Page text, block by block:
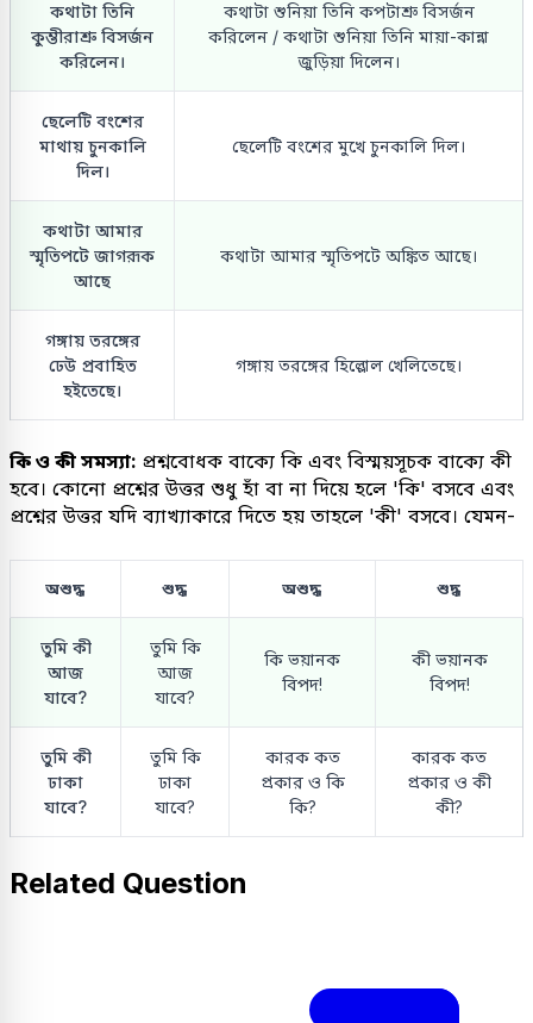
কথাটা তিনি
কুম্ভীরাশ্রু বিসর্জন
করিলেন।
কথাটা শুনিয়া তিনি কপটাশ্রু বিসর্জন
করিলেন / কথাটা শুনিয়া তিনি মায়া-কান্না
জুড়িয়া দিলেন।
ছেলেটি বংশের
মাথায় চুনকালি
দিল।
ছেলেটি বংশের মুখে চুনকালি দিল।
কথাটা আমার
স্মৃতিপটে জাগরূক
আছে
কথাটা আমার স্মৃতিপটে অঙ্কিত আছে।
গঙ্গায় তরঙ্গের
ঢেউ প্রবাহিত
হইতেছে।
গঙ্গায় তরঙ্গের হিল্লোল খেলিতেছে।
কি ও কী সমস্যা: প্রশ্নবোধক বাক্যে কি এবং বিস্ময়সূচক বাক্যে কী
হবে। কোনো প্রশ্নের উত্তর শুধু হাঁ বা না দিয়ে হলে 'কি' বসবে এবং
প্রশ্নের উত্তর যদি ব্যাখ্যাকারে দিতে হয় তাহলে 'কী' বসবে। যেমন-
অশুদ্ধ শুদ্ধ অশুদ্ধ শুদ্ধ
তুমি কী
আজ
যাবে?
তুমি কি
আজ
যাবে?
কি ভয়ানক
বিপদ!
কী ভয়ানক
বিপদ!
তুমি কী
ঢাকা
যাবে?
তুমি কি
ঢাকা
যাবে?
কারক কত
প্রকার ও কি
কি?
কারক কত
প্রকার ও কী
কী?
Related Question